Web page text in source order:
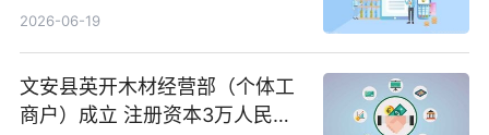
前沿热点
2026-06-19
文安县英开木材经营部（个体工
商户）成立 注册资本3万人民币